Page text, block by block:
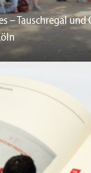
– Tauschregal